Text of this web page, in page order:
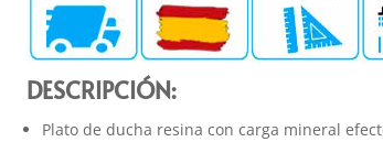
DESCRIPCIÓN:
Plato de ducha resina con carga mineral